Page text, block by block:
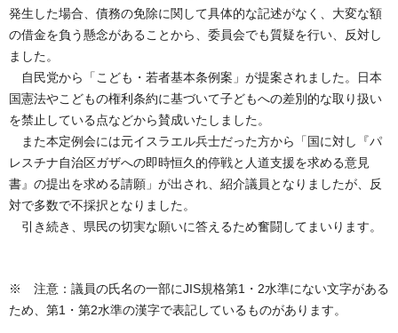
発生した場合、債務の免除に関して具体的な記述がなく、大変な額
の借金を負う懸念があることから、委員会でも質疑を行い、反対し
ました。
自民党から「こども・若者基本条例案」が提案されました。日本
国憲法やこどもの権利条約に基づいて子どもへの差別的な取り扱い
を禁止している点などから賛成いたしました。
また本定例会には元イスラエル兵士だった方から「国に対し『パ
レスチナ自治区ガザへの即時恒久的停戦と人道支援を求める意見
書』の提出を求める請願」が出され、紹介議員となりましたが、反
対で多数で不採択となりました。
引き続き、県民の切実な願いに答えるため奮闘してまいります。
※ 注意：議員の氏名の一部にJIS規格第1・2水準にない文字がある
ため、第1・第2水準の漢字で表記しているものがあります。